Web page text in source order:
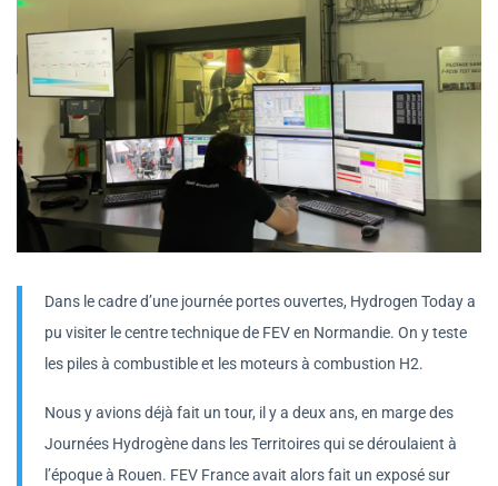
Dans le cadre d’une journée portes ouvertes, Hydrogen Today a
pu visiter le centre technique de FEV en Normandie. On y teste
les piles à combustible et les moteurs à combustion H2.
Nous y avions déjà fait un tour, il y a deux ans, en marge des
Journées Hydrogène dans les Territoires qui se déroulaient à
l’époque à Rouen. FEV France avait alors fait un exposé sur